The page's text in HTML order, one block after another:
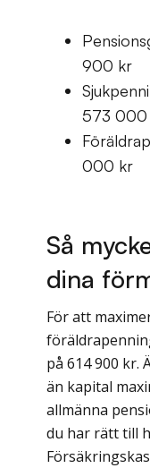
900 kr
573 000
000 kr
Så
dina
För att
på 614 900 kr.
än kapital
allmänna
du har rätt till